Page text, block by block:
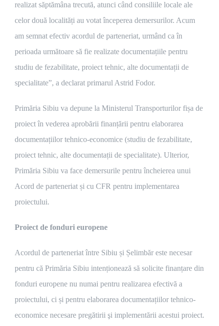
realizat săptămâna trecută, atunci când consiliile locale ale
celor două localități au votat începerea demersurilor. Acum
am semnat efectiv acordul de parteneriat, urmând ca în
perioada următoare să fie realizate documentațiile pentru
studiu de fezabilitate, proiect tehnic, alte documentații de
specialitate”, a declarat primarul Astrid Fodor.
Primăria Sibiu va depune la Ministerul Transporturilor fișa de
proiect în vederea aprobării finanțării pentru elaborarea
documentațiilor tehnico-economice (studiu de fezabilitate,
proiect tehnic, alte documentații de specialitate). Ulterior,
Primăria Sibiu va face demersurile pentru încheierea unui
Acord de parteneriat și cu CFR pentru implementarea
proiectului.
Proiect de fonduri europene
Acordul de parteneriat între Sibiu și Șelimbăr este necesar
pentru că Primăria Sibiu intenționează să solicite finanțare din
fonduri europene nu numai pentru realizarea efectivă a
proiectului, ci și pentru elaborarea documentațiilor tehnico-
economice necesare pregătirii şi implementării acestui proiect.